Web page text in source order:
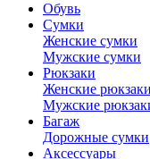
Обувь
Сумки
Женские сумки
Мужские сумки
Рюкзаки
Женские рюкзаки
Мужские
Багаж
Дорожные сумки
Аксессуары